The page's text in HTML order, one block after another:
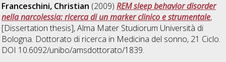
Franceschini, Christian (2009)REM sleep behavior disorder
nella narcolessia: ricerca di un marker clinico e strumentale,
[Dissertation thesis], Alma Mater Studiorum Università di
Bologna. Dottorato di ricerca in Medicina del sonno, 21 Ciclo.
DOI 10.6092/unibo/amsdottorato/1839.